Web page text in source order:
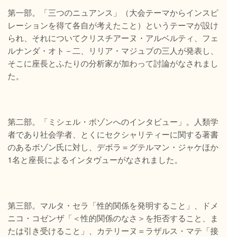
第一部。「三つのニュアンス」（大会テーマからインスピ
レーションを得て各自が考えたこと）というテーマが設け
られ、それについてクリスチアーヌ・アルベルティ、フェ
ルナンダ・オト－二、リリア・マジュブの三人が発表し、
そこに座長とふたりの分析家が加わって討論がなされまし
た。
第二部。「ミシェル・ボゾンへのインタビュー」。人類学
者であり社会学者、とくにセクシャリティーに関する著書
のあるボゾン氏に対し、デボラ＝グテルマン・ジャケほか
1名と座長によるインタヴューがなされました。
第三部。マルタ・セラ「性的関係を発明すること」、ドメ
ニコ・コゼンザ「＜性的関係のなさ＞を拒否すること、ま
たは引き受けること」、カテリーヌ＝ラザルス・マテ「接